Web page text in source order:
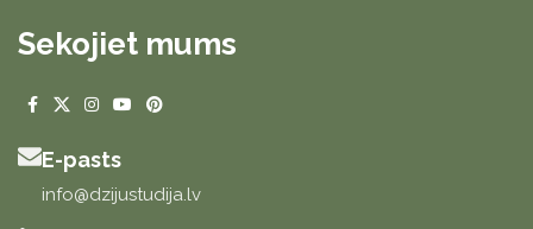
Sekojiet mums
E-pasts
info@dzijustudija.lv